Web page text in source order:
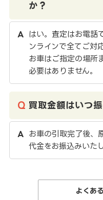
か？
はい。査定はお電話
ンラインで全てご対
お車はご指定の場所
必要はありません。
買取金額はいつ
お車の引取完了後、
代金をお振込みいたし
よくあ